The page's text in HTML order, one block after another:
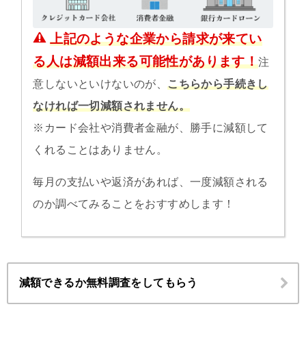
上記のような企業から請求が来てい
る人は減額出来る可能性があります！注
意しないといけないのが、こちらから手続きし
なければ一切減額されません。
※カード会社や消費者金融が、勝手に減額して
くれることはありません。
毎月の支払いや返済があれば、一度減額される
のか調べてみることをおすすめします！
減額できるか無料調査をしてもらう